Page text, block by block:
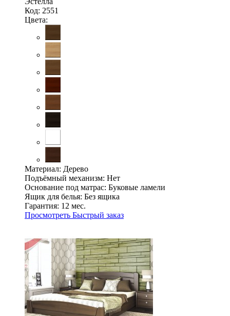
Код: 2551
Цвета:
Материал: Дерево
Подъёмный механизм: Нет
Основание под матрас: Буковые ламели
Ящик для белья: Без ящика
Гарантия: 12 мес.
Просмотреть Быстрый заказ